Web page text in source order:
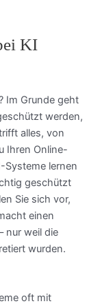
KI
Im Grunde geht
werden,
alles, von
Ihren Online-
Systeme lernen
geschützt
Sie sich vor,
einen
nur weil die
wurden.
oft mit